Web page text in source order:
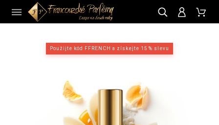
Použijte kód FFRENCH a získejte 15 % slevu
CZ